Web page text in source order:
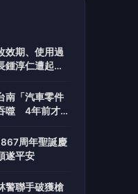
效期、使用過
鍾淳仁遭起
南「汽車零件
噬 4年前才燒
周年聖誕慶
遂平安
警聯手破獲槍